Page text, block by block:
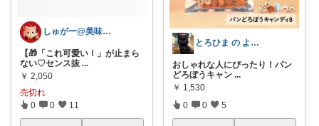
しゅがー@美味しいスイーツや雑貨紹介
【🎁「これ可愛い！」が止まら
ない♡センス抜 ...
￥ 2,050
売切れ
0 0 11
とろひま の よろず屋～お得な商品たち～
おしゃれな人にぴったり！パン
どろぼうキャン ...
￥ 1,530
0 0 5